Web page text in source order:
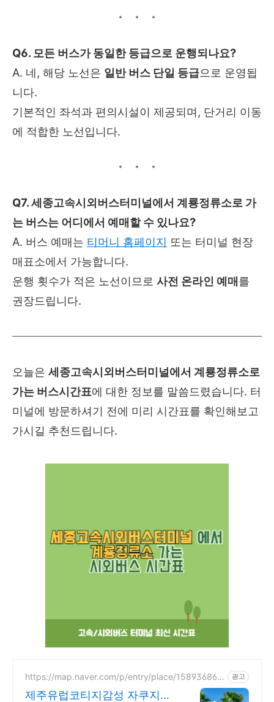
Q6. 모든 버스가 동일한 등급으로 운행되나요?
A. 네, 해당 노선은 일반 버스 단일 등급으로 운영됩
니다.
기본적인 좌석과 편의시설이 제공되며, 단거리 이동
에 적합한 노선입니다.
Q7. 세종고속시외버스터미널에서 계룡정류소로 가
는 버스는 어디에서 예매할 수 있나요?
A. 버스 예매는 티머니 홈페이지 또는 터미널 현장
매표소에서 가능합니다.
운행 횟수가 적은 노선이므로 사전 온라인 예매를
권장드립니다.
오늘은 세종고속시외버스터미널에서 계룡정류소로
가는 버스시간표에 대한 정보를 말씀드렸습니다. 터
미널에 방문하셔기 전에 미리 시간표를 확인해보고
가시길 추천드립니다.
https://map.naver.com/p/entry/place/158936865
광고
제주유럽코티지감성 자쿠지독